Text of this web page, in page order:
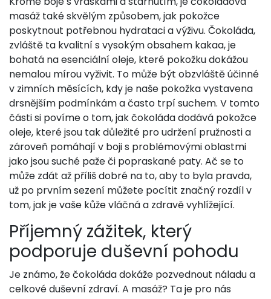
masáž také skvělým způsobem, jak pokožce
poskytnout potřebnou hydrataci a výživu. Čokoláda,
zvláště ta kvalitní s vysokým obsahem kakaa, je
bohatá na esenciální oleje, které pokožku dokážou
nemalou mírou vyživit. To může být obzvláště účinné
v zimních měsících, kdy je naše pokožka vystavena
drsnějším podmínkám a často trpí suchem. V tomto
části si povíme o tom, jak čokoláda dodává pokožce
oleje, které jsou tak důležité pro udržení pružnosti a
zároveň pomáhají v boji s problémovými oblastmi
jako jsou suché paže či popraskané paty. Ač se to
může zdát až příliš dobré na to, aby to byla pravda,
už po prvním sezení můžete pocítit značný rozdíl v
tom, jak je vaše kůže vláčná a zdravě vyhlížející.
Příjemný zážitek, který
podporuje duševní pohodu
Je známo, že čokoláda dokáže pozvednout náladu a
celkové duševní zdraví. A masáž? Ta je pro nás